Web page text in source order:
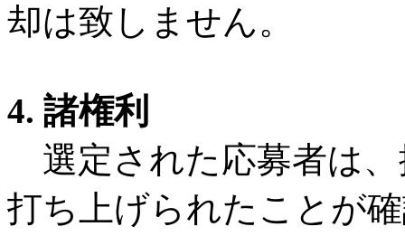
却は致しません。
4. 諸権利
選定された応募者は
打ち上げられたことが